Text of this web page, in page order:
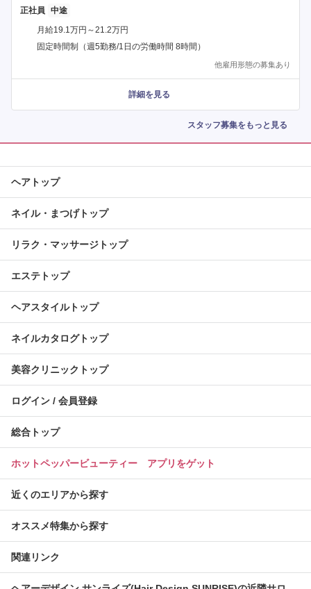
正社員
月給19.1万円～21.2万円
固定時間制（週5勤務/1日の労働時間 8時間）
他雇用形態の募集あり
詳細を見る
スタッフ募集をもっと見る
ヘアトップ
ネイル・まつげトップ
リラク・マッサージトップ
エステトップ
ヘアスタイルトップ
ネイルカタログトップ
美容クリニックトップ
ログイン / 会員登録
総合トップ
ホットペッパービューティー アプリをゲット
近くのエリアから探す
オススメ特集から探す
関連リンク